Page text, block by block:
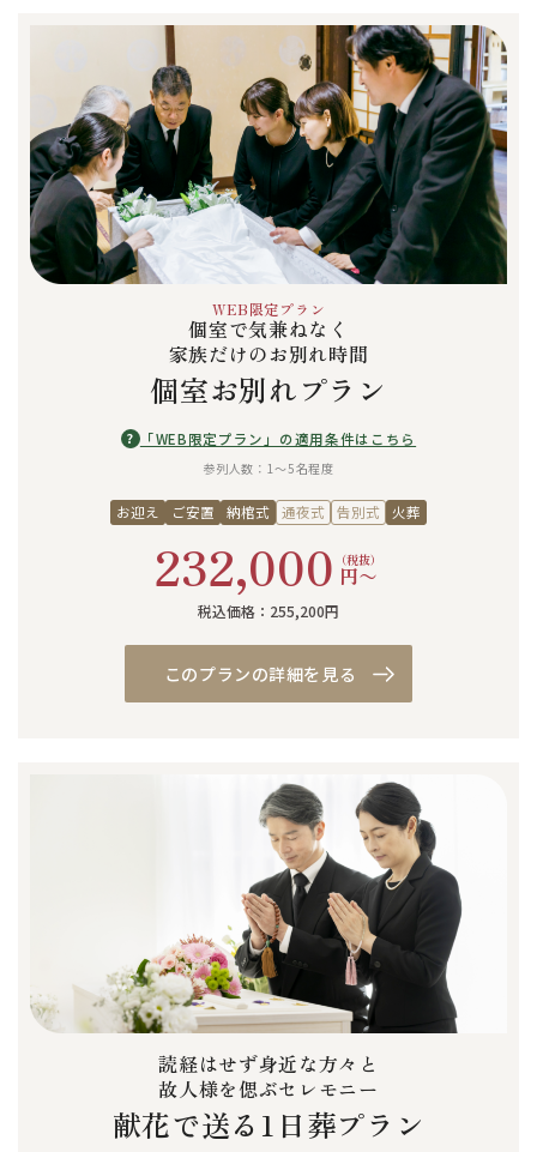
WEB限定プラン
個室で気兼ねなく
家族だけのお別れ時間
個室お別れプラン
? 「WEB限定プラン」の適用条件はこちら
参列人数：1〜5名程度
お迎え ご安置 納棺式 通夜式 告別式 火葬
232,000 （税抜）
円〜
税込価格：255,200円
このプランの詳細を見る
読経はせず身近な方々と
故人様を偲ぶセレモニー
献花で送る1日葬プラン